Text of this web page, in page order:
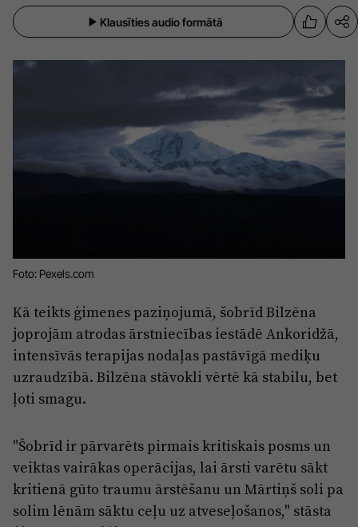
Sports Pasākumi
Saulkrasti
Sigulda
Jūrmala
Projekti
Mediju atbalsta fonds
Zivju fonds
Kodols
Kontakti
Reklāma
Ētikas kodekss
Lietošanas noteikumi
Pārredzamības paziņojumi
Klausīties audio formātā
Foto: Pexels.com
Kā teikts ģimenes paziņojumā, šobrīd Bilzēna
joprojām atrodas ārstniecības iestādē Ankoridžā,
intensīvās terapijas nodaļas pastāvīgā mediķu
uzraudzībā. Bilzēna stāvokli vērtē kā stabilu, bet
ļoti smagu.
"Šobrīd ir pārvarēts pirmais kritiskais posms un
veiktas vairākas operācijas, lai ārsti varētu sākt
kritienā gūto traumu ārstēšanu un Mārtiņš soli pa
solim lēnām sāktu ceļu uz atveseļošanos," stāsta